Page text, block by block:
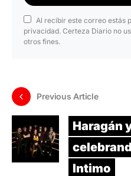
Al recibir este correo estás
privacidad. Certeza Diario no
otros fines.
Previous Article
Haragán
Intimo